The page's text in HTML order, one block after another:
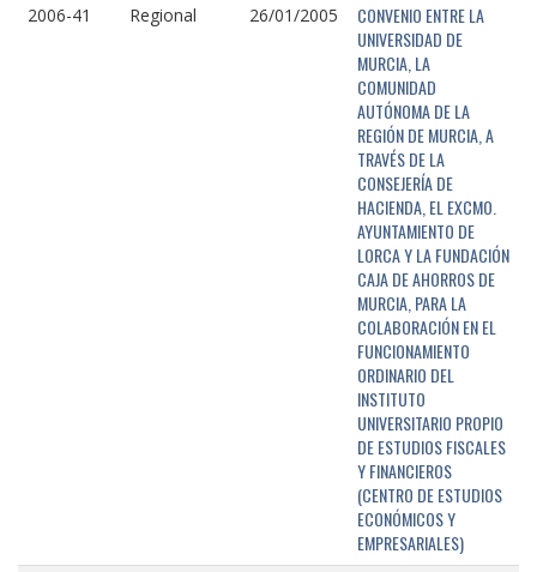
2006-41 Regional 26/01/2005
CONVENIO ENTRE LA
UNIVERSIDAD DE
MURCIA, LA
COMUNIDAD
AUTÓNOMA DE LA
REGIÓN DE MURCIA, A
TRAVÉS DE LA
CONSEJERÍA DE
HACIENDA, EL EXCMO.
AYUNTAMIENTO DE
LORCA Y LA FUNDACIÓN
CAJA DE AHORROS DE
MURCIA, PARA LA
COLABORACIÓN EN EL
FUNCIONAMIENTO
ORDINARIO DEL
INSTITUTO
UNIVERSITARIO PROPIO
DE ESTUDIOS FISCALES
Y FINANCIEROS
(CENTRO DE ESTUDIOS
ECONÓMICOS Y
EMPRESARIALES)